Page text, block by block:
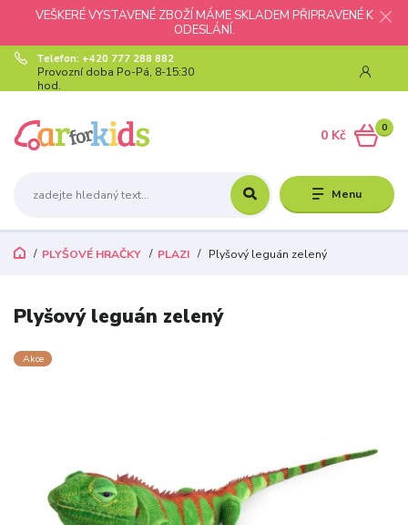
VEŠKERÉ VYSTAVENÉ ZBOŽÍ MÁME SKLADEM PŘIPRAVENÉ K
ODESLÁNÍ.
Menu
Telefon: +420 777 288 882
Provozní doba Po-Pá, 8-15:30
hod.
0
0 Kč
PLYŠOVÉ HRAČKY PLAZI Plyšový leguán zelený
Plyšový leguán zelený
Akce